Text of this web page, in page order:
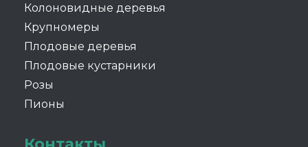
Колоновидные деревья
Крупномеры
Плодовые деревья
Плодовые кустарники
Розы
Пионы